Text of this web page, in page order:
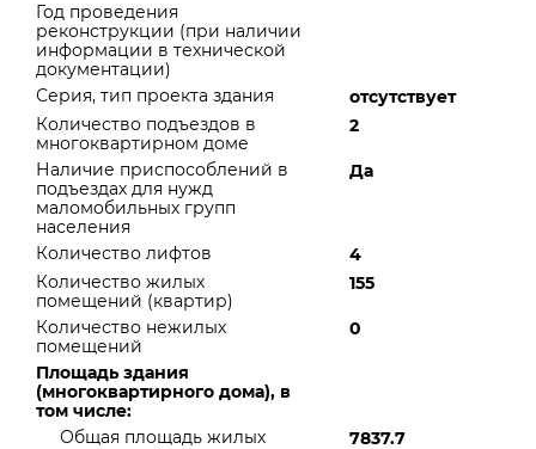
Год проведения
реконструкции (при наличии
информации в технической
документации)
Серия, тип проекта здания
отсутствует
Количество подъездов в
многоквартирном доме
2
Наличие приспособлений в
подъездах для нужд
маломобильных групп
населения
Да
Количество лифтов
4
Количество жилых
помещений (квартир)
155
Количество нежилых
помещений
0
Площадь здания
(многоквартирного дома), в
том числе:
Общая площадь жилых
7837.7